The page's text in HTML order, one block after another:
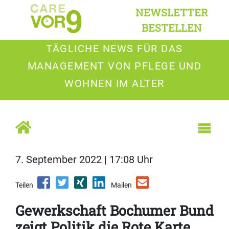
NEWSLETTER
BESTELLEN
TÄGLICHE NEWS FÜR DAS
MANAGEMENT VON PFLEGE UND
WOHNEN IM ALTER
7. September 2022 | 17:08 Uhr
Teilen Mailen
Gewerkschaft Bochumer Bund